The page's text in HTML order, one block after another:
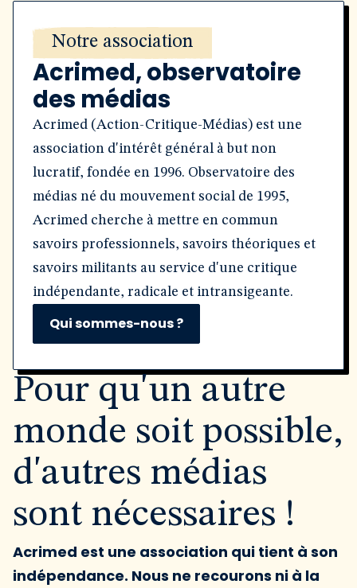
Notre association
Acrimed, observatoire
des médias
Acrimed (Action-Critique-Médias) est une
association d'intérêt général à but non
lucratif, fondée en 1996. Observatoire des
médias né du mouvement social de 1995,
Acrimed cherche à mettre en commun
savoirs professionnels, savoirs théoriques et
savoirs militants au service d'une critique
indépendante, radicale et intransigeante.
Qui sommes-nous ?
Pour qu'un autre
monde soit possible,
d'autres médias
sont nécessaires !
Acrimed est une association qui tient à son
indépendance. Nous ne recourons ni à la